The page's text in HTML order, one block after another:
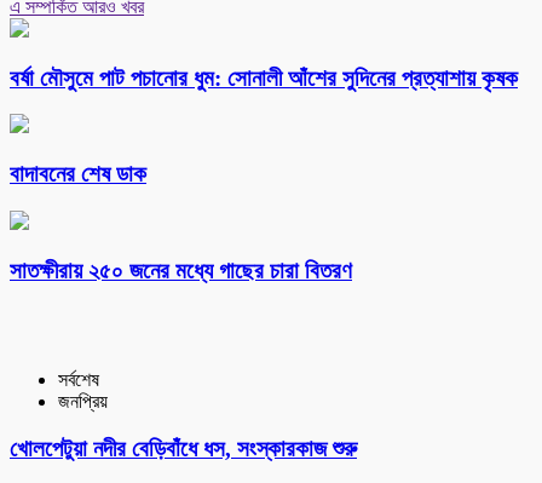
এ সম্পর্কিত আরও খবর
বর্ষা মৌসুমে পাট পচানোর ধুম: সোনালী আঁশের সুদিনের প্রত্যাশায় কৃষক
বাদাবনের শেষ ডাক
সাতক্ষীরায় ২৫০ জনের মধ্যে গাছের চারা বিতরণ
সর্বশেষ
জনপ্রিয়
খোলপেটুয়া নদীর বেড়িবাঁধে ধস, সংস্কারকাজ শুরু